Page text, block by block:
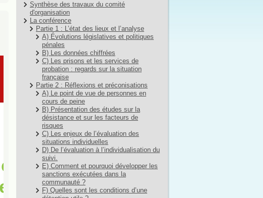
Synthèse des travaux du comité
d'organisation
La conférence
Partie 1 : L’état des lieux et l’analyse
A) Évolutions législatives et politiques
pénales
B) Les données chiffrées
C) Les prisons et les services de
probation : regards sur la situation
française
Partie 2 : Réflexions et préconisations
A) Le point de vue de personnes en
cours de peine
B) Présentation des études sur la
désistance et sur les facteurs de
risques
C) Les enjeux de l’évaluation des
situations individuelles
D) De l’évaluation à l’individualisation du
suivi.
E) Comment et pourquoi développer les
sanctions exécutées dans la
communauté ?
F) Quelles sont les conditions d’une